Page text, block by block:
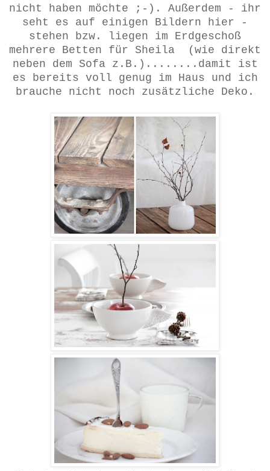
nicht haben möchte ;-). Außerdem - ihr
seht es auf einigen Bildern hier -
stehen bzw. liegen im Erdgeschoß
mehrere Betten für Sheila (wie direkt
neben dem Sofa z.B.)........damit ist
es bereits voll genug im Haus und ich
brauche nicht noch zusätzliche Deko.